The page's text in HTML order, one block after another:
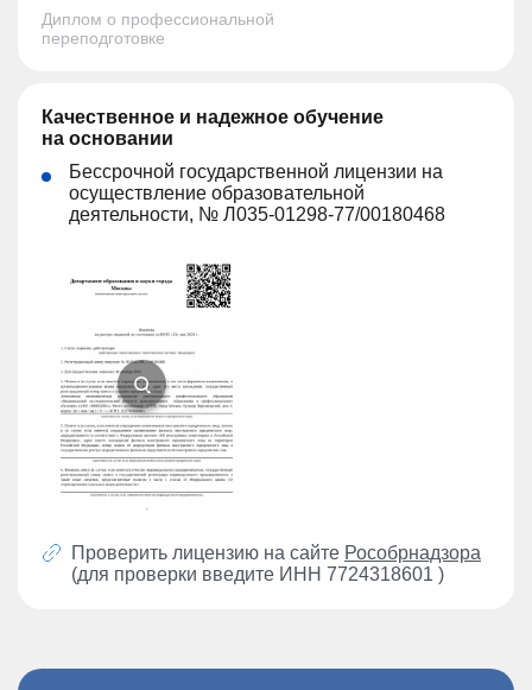
Диплом о профессиональной
переподготовке
Качественное и надежное обучение
на основании
Бессрочной государственной лицензии на
осуществление образовательной
деятельности, № Л035-01298-77/00180468
Проверить лицензию на сайте Рособрнадзора
(для проверки введите ИНН 7724318601 )